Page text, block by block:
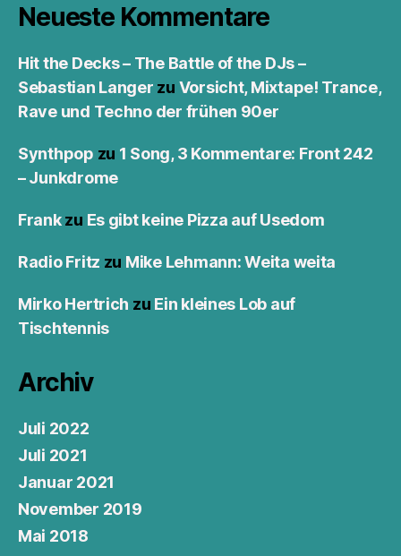
Neueste Kommentare
Hit the Decks – The Battle of the DJs –
Sebastian Langer zu Vorsicht, Mixtape! Trance,
Rave und Techno der frühen 90er
Synthpop zu 1 Song, 3 Kommentare: Front 242
– Junkdrome
Frankzu Es gibt keine Pizza auf Usedom
Radio Fritz zu Mike Lehmann: Weita weita
Mirko Hertrich zu Ein kleines Lob auf
Tischtennis
Archiv
Juli 2022
Juli 2021
Januar 2021
November 2019
Mai 2018